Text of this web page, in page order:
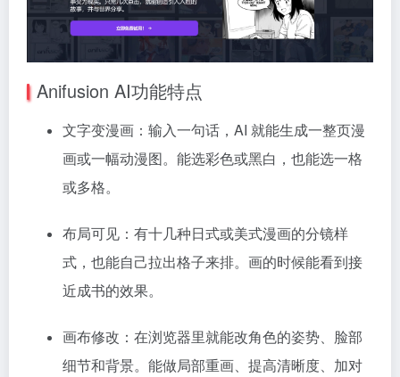
Anifusion AI功能特点
文字变漫画：输入一句话，AI 就能生成一整页漫
画或一幅动漫图。能选彩色或黑白，也能选一格
或多格。
布局可见：有十几种日式或美式漫画的分镜样
式，也能自己拉出格子来排。画的时候能看到接
近成书的效果。
画布修改：在浏览器里就能改角色的姿势、脸部
细节和背景。能做局部重画、提高清晰度、加对